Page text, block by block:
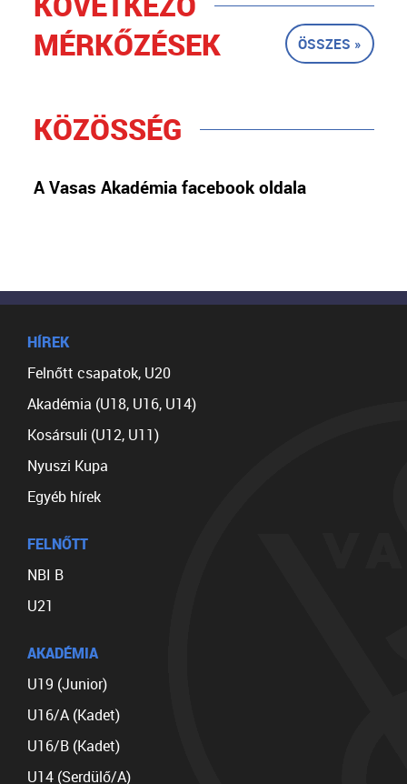
MÉRKŐZÉSEK
ÖSSZES »
KÖZÖSSÉG
A Vasas Akadémia facebook oldala
HÍREK
Felnőtt csapatok, U20
Akadémia (U18, U16, U14)
Kosársuli (U12, U11)
Nyuszi Kupa
Egyéb hírek
FELNŐTT
NBI B
U21
AKADÉMIA
U19 (Junior)
U16/A (Kadet)
U16/B (Kadet)
U14 (Serdülő/A)